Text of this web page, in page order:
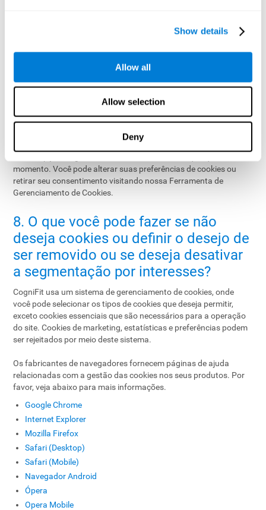
Show details
Allow all
Allow selection
Deny
Para obter mais informações sobre o uso de cookies e
6 da nossa Política de Privacidade.
7. Conformidade com o RGPD e
gerenciamento de cookies
Na CogniFit, cumprimos com o Regulamento Geral de Proteção
de Dados (GDPR). Por meio do Cookiebot, solicitamos seu
consentimento para o uso de cookies não essenciais e damos a
momento. Você pode alterar suas preferências de cookies ou
retirar seu consentimento visitando nossa Ferramenta de
Gerenciamento de Cookies.
8. O que você pode fazer se não
deseja cookies ou definir o desejo de
ser removido ou se deseja desativar
a segmentação por interesses?
CogniFit usa um sistema de gerenciamento de cookies, onde
você pode selecionar os tipos de cookies que deseja permitir,
exceto cookies essenciais que são necessários para a operação
do site. Cookies de marketing, estatísticas e preferências podem
ser rejeitados por meio deste sistema.
Os fabricantes de navegadores fornecem páginas de ajuda
relacionadas com a gestão das cookies nos seus produtos. Por
favor, veja abaixo para mais informações.
Google Chrome
Internet Explorer
Mozilla Firefox
Safari (Desktop)
Safari (Mobile)
Navegador Android
Ópera
Opera Mobile